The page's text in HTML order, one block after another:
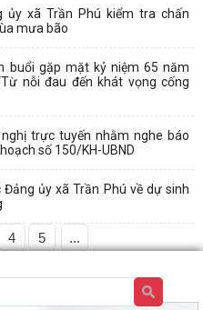
ủy xã Trần Phú kiểm tra chấn
mưa bão
buổi gặp mặt kỷ niệm 65 năm
nỗi đau đến khát vọng cống
trực tuyến nhằm nghe báo
số 150/KH-UBND
ủy xã Trần Phú về dự sinh
4 5 ...